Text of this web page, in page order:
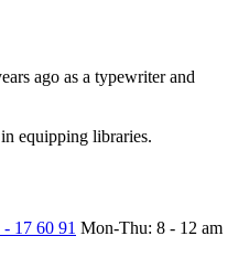
ago as a typewriter and
equipping libraries.
17 60 91 Mon-Thu: 8 - 12 am